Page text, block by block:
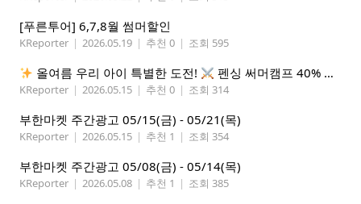
[푸른투어] 6,7,8월 썸머할인
KReporter | 2026.05.19 | 추천 0 | 조회 595
올여름 우리 아이 특별한 도전! 펜싱 써머캠프 40% 선착순 할인
KReporter | 2026.05.15 | 추천 0 | 조회 314
부한마켓 주간광고 05/15(금) - 05/21(목)
KReporter | 2026.05.15 | 추천 1 | 조회 354
부한마켓 주간광고 05/08(금) - 05/14(목)
KReporter | 2026.05.08 | 추천 1 | 조회 385